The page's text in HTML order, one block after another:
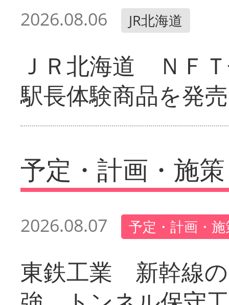
2026.08.06 JR北海道
ＪＲ北海道 ＮＦ
駅長体験商品を発売
予定・計画・施策
2026.08.07 予定・計画・
東鉄工業 新幹線